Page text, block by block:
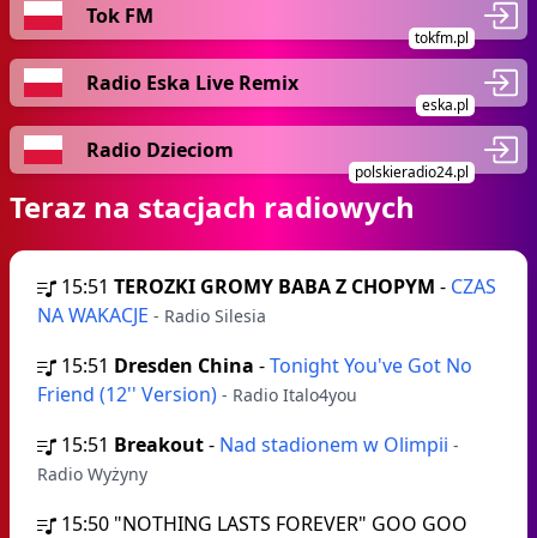
Tok FM
tokfm.pl
Radio Eska Live Remix
eska.pl
Radio Dzieciom
polskieradio24.pl
Teraz na stacjach radiowych
15:51 TEROZKI GROMY BABA Z CHOPYM - CZAS
NA WAKACJE - Radio Silesia
15:51 Dresden China -Tonight You've Got No
Friend (12'' Version) - Radio Italo4you
15:51 Breakout- Nad stadionem w Olimpii -
Radio Wyżyny
15:50 "NOTHING LASTS FOREVER" GOO GOO